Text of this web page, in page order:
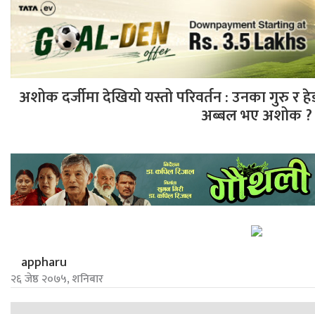
अशोक दर्जीमा देखियो यस्तो परिवर्तन : उनका गुरु र
अब्बल भए अशोक ?
appharu
२६ जेष्ठ २०७५, शनिबार